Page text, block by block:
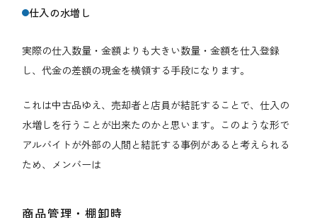
仕入の水増し
実際の仕入数量・金額よりも大きい数量・金額を仕入登録
し、代金の差額の現金を横領する手段になります。
これは中古品ゆえ、売却者と店員が結託することで、仕入の
水増しを行うことが出来たのかと思います。このような形で
アルバイトが外部の人間と結託する事例があると考えられる
ため、メンバーは
商品管理・棚卸時